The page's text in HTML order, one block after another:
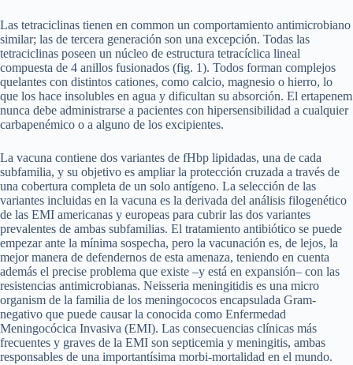
Las tetraciclinas tienen en common un comportamiento antimicrobiano
similar; las de tercera generación son una excepción. Todas las
tetraciclinas poseen un núcleo de estructura tetracíclica lineal
compuesta de 4 anillos fusionados (fig. 1). Todos forman complejos
quelantes con distintos cationes, como calcio, magnesio o hierro, lo
que los hace insolubles en agua y dificultan su absorción. El ertapenem
nunca debe administrarse a pacientes con hipersensibilidad a cualquier
carbapenémico o a alguno de los excipientes.
La vacuna contiene dos variantes de fHbp lipidadas, una de cada
subfamilia, y su objetivo es ampliar la protección cruzada a través de
una cobertura completa de un solo antígeno. La selección de las
variantes incluidas en la vacuna es la derivada del análisis filogenético
de las EMI americanas y europeas para cubrir las dos variantes
prevalentes de ambas subfamilias. El tratamiento antibiótico se puede
empezar ante la mínima sospecha, pero la vacunación es, de lejos, la
mejor manera de defendernos de esta amenaza, teniendo en cuenta
además el precise problema que existe –y está en expansión– con las
resistencias antimicrobianas. Neisseria meningitidis es una micro
organism de la familia de los meningococos encapsulada Gram-
negativo que puede causar la conocida como Enfermedad
Meningocócica Invasiva (EMI). Las consecuencias clínicas más
frecuentes y graves de la EMI son septicemia y meningitis, ambas
responsables de una importantísima morbi-mortalidad en el mundo.